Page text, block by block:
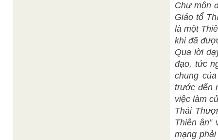
Chư môn
Giáo tổ
là một
khi đã
Qua lời
đạo, tức
chung
trước đến
việc làm
Thái
Thiên ân”
mạng